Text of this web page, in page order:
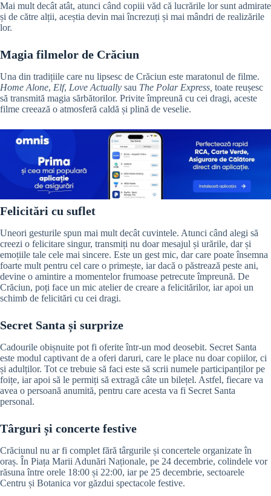
Mai mult decât atât, atunci când copiii văd că lucrările lor sunt admirate
și de către alții, aceștia devin mai încrezuți și mai mândri de realizările
lor.
Magia filmelor de Crăciun
Una din tradițiile care nu lipsesc de Crăciun este maratonul de filme.
Home Alone, Elf, Love Actually sau The Polar Express, toate reușesc
să transmită magia sărbătorilor. Privite împreună cu cei dragi, aceste
filme creează o atmosferă caldă și plină de veselie.
Felicitări cu suflet
Uneori gesturile spun mai mult decât cuvintele. Atunci când alegi să
creezi o felicitare singur, transmiți nu doar mesajul și urările, dar și
emoțiile tale cele mai sincere. Este un gest mic, dar care poate însemna
foarte mult pentru cel care o primește, iar dacă o păstrează peste ani,
devine o amintire a momentelor frumoase petrecute împreună. De
Crăciun, poți face un mic atelier de creare a felicitărilor, iar apoi un
schimb de felicitări cu cei dragi.
Secret Santa și surprize
Cadourile obișnuite pot fi oferite într-un mod deosebit. Secret Santa
este modul captivant de a oferi daruri, care le place nu doar copiilor, ci
și adulților. Tot ce trebuie să faci este să scrii numele participanților pe
foițe, iar apoi să le permiți să extragă câte un bilețel. Astfel, fiecare va
avea o persoană anumită, pentru care acesta va fi Secret Santa
personal.
Târguri și concerte festive
Crăciunul nu ar fi complet fără târgurile și concertele organizate în
oraș. În Piața Marii Adunări Naționale, pe 24 decembrie, colindele vor
răsuna între orele 18:00 și 22:00, iar pe 25 decembrie, sectoarele
Centru și Botanica vor găzdui spectacole festive.